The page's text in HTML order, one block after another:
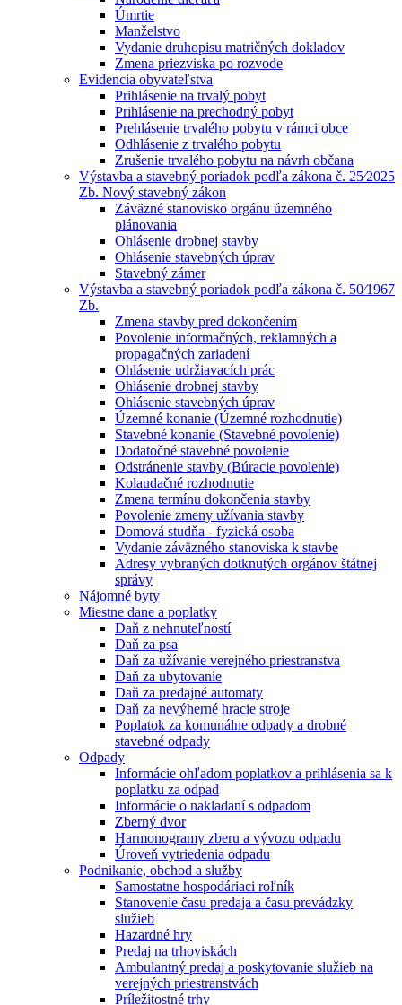
Úmrtie
Manželstvo
Vydanie druhopisu matričných dokladov
Zmena priezviska po rozvode
Evidencia obyvateľstva
Prihlásenie na trvalý pobyt
Prihlásenie na prechodný pobyt
Prehlásenie trvalého pobytu v rámci obce
Odhlásenie z trvalého pobytu
Zrušenie trvalého pobytu na návrh občana
Výstavba a stavebný poriadok podľa zákona č. 25⁄2025
Zb. Nový stavebný zákon
Záväzné stanovisko orgánu územného
plánovania
Ohlásenie drobnej stavby
Ohlásenie stavebných úprav
Stavebný zámer
Výstavba a stavebný poriadok podľa zákona č. 50⁄1967
Zb.
Zmena stavby pred dokončením
Povolenie informačných, reklamných a
propagačných zariadení
Ohlásenie udržiavacích prác
Ohlásenie drobnej stavby
Ohlásenie stavebných úprav
Územné konanie (Územné rozhodnutie)
Stavebné konanie (Stavebné povolenie)
Dodatočné stavebné povolenie
Odstránenie stavby (Búracie povolenie)
Kolaudačné rozhodnutie
Zmena termínu dokončenia stavby
Povolenie zmeny užívania stavby
Domová studňa - fyzická osoba
Vydanie záväzného stanoviska k stavbe
Adresy vybraných dotknutých orgánov štátnej
správy
Nájomné byty
Miestne dane a poplatky
Daň z nehnuteľností
Daň za psa
Daň za užívanie verejného priestranstva
Daň za ubytovanie
Daň za predajné automaty
Daň za nevýherné hracie stroje
Poplatok za komunálne odpady a drobné
stavebné odpady
Odpady
Informácie ohľadom poplatkov a prihlásenia sa k
poplatku za odpad
Informácie o nakladaní s odpadom
Zberný dvor
Harmonogramy zberu a vývozu odpadu
Úroveň vytriedenia odpadu
Podnikanie, obchod a služby
Samostatne hospodáriaci roľník
Stanovenie času predaja a času prevádzky
služieb
Hazardné hry
Predaj na trhoviskách
Ambulantný predaj a poskytovanie služieb na
verejných priestranstvách
Príležitostné trhy